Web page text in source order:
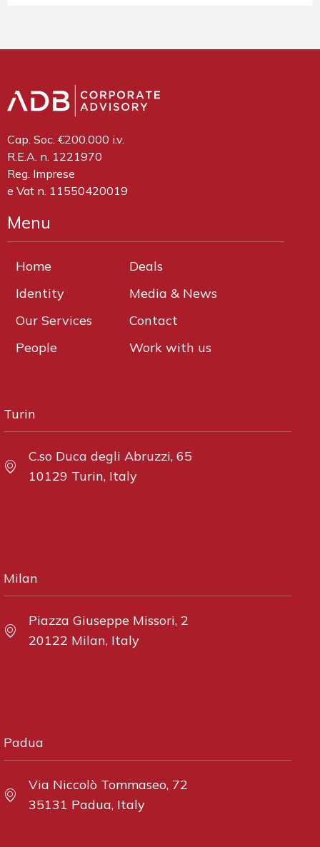
Cap. Soc. €200.000 i.v.
R.E.A. n. 1221970
Reg. Imprese
e Vat n. 11550420019
Menu
Home
Identity
Our Services
People
Deals
Media & News
Contact
Work with us
Turin
C.so Duca degli Abruzzi, 65
10129 Turin, Italy
Milan
Piazza Giuseppe Missori, 2
20122 Milan, Italy
Padua
Via Niccolò Tommaseo, 72
35131 Padua, Italy